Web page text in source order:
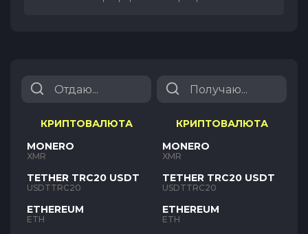
КРИПТОВАЛЮТА
MONERO
XMR
TETHER TRC20 USDT
USDTTRC20
ETHEREUM
ETH
КРИПТОВАЛЮТА
MONERO
XMR
TETHER TRC20 USDT
USDTTRC20
ETHEREUM
ETH